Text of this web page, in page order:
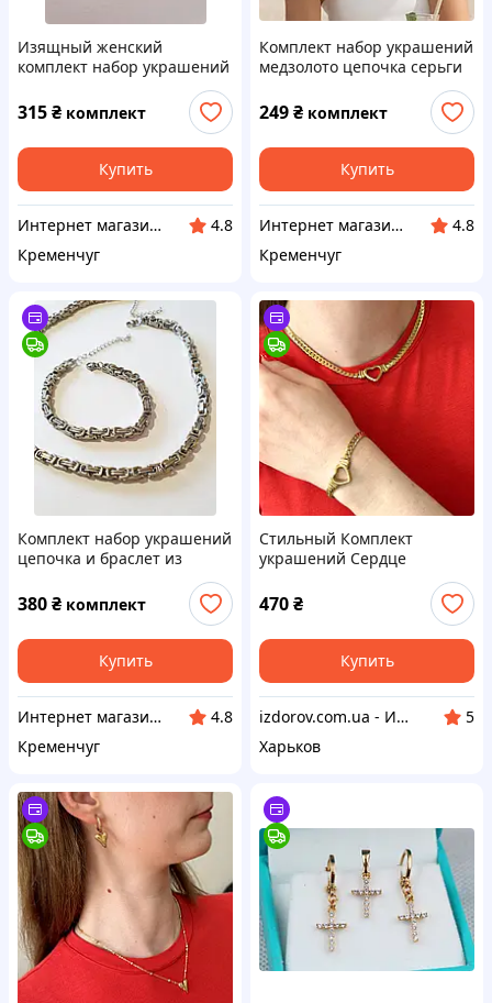
Изящный женский
комплект набор украшений
медицинской стали
315₴ комплект
Купить
Интернет магазин аксессуаров АЛЬПАКА
4.8
Кременчуг
Комплект набор украшений
медзолото цепочка серьги
стали
249₴ комплект
Купить
Интернет магазин аксессуаров АЛЬПАКА
4.8
Кременчуг
Комплект набор украшений
цепочка и браслет из
380₴ комплект
Купить
Интернет магазин аксессуаров АЛЬПАКА
4.8
Кременчуг
Стильный Комплект
украшений Сердце
Бижутерия из
медицинского золота
470₴
Купить
izdorov.com.ua - Интернет-магазин витаминов и биодобавок
5
Харьков